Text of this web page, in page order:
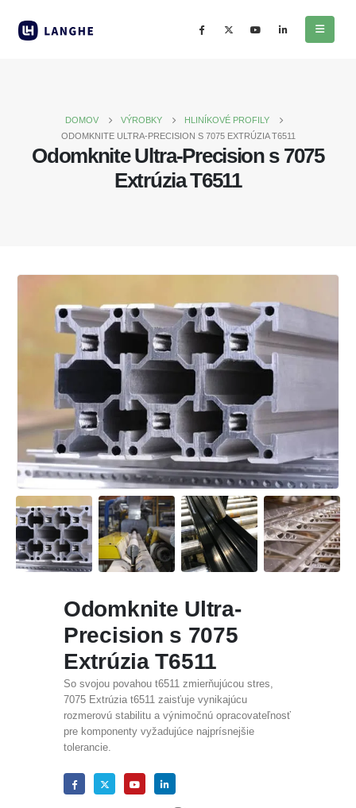
DOMOV VÝROBKY
HLINÍKOVÉ PROFILY
ODOMKNITE ULTRA-PRECISION S 7075 EXTRÚZIA T6511
Odomknite Ultra-Precision s 7075
Extrúzia T6511
Odomknite Ultra-
Precision s 7075
Extrúzia T6511
So svojou povahou t6511 zmierňujúcou stres,
7075 Extrúzia t6511 zaisťuje vynikajúcu
rozmerovú stabilitu a výnimočnú opracovateľnosť
pre komponenty vyžadujúce najprísnejšie
tolerancie.